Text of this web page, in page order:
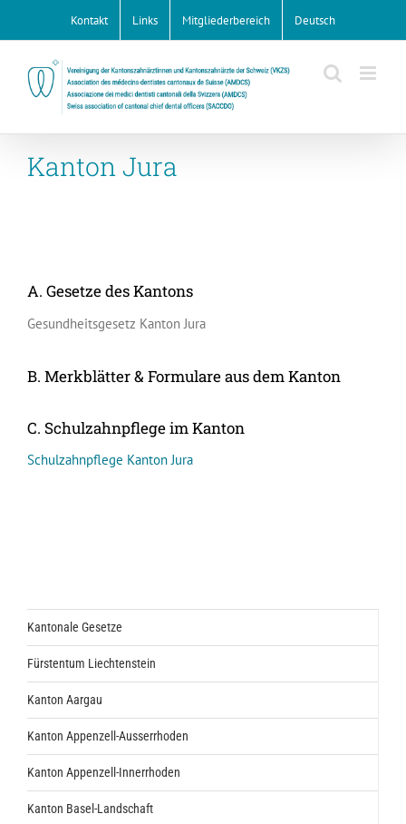
Kontakt Links Mitgliederbereich Deutsch
Kanton Jura
A. Gesetze des Kantons
Gesundheitsgesetz Kanton Jura
B. Merkblätter & Formulare aus dem Kanton
C. Schulzahnpflege im Kanton
Schulzahnpflege Kanton Jura
Kantonale Gesetze
Fürstentum Liechtenstein
Kanton Aargau
Kanton Appenzell-Ausserrhoden
Kanton Appenzell-Innerrhoden
Kanton Basel-Landschaft